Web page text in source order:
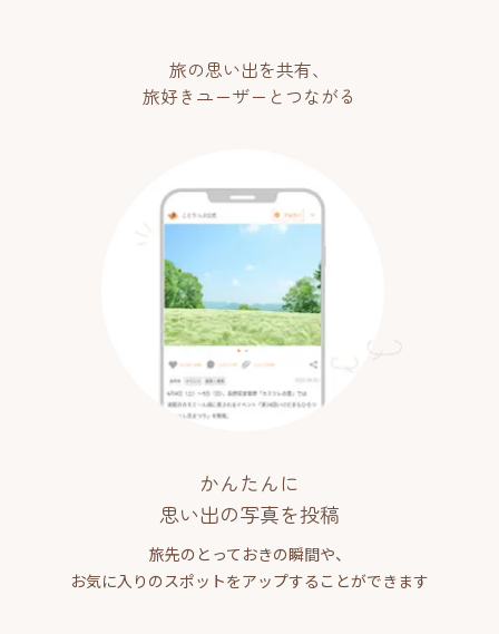
旅の思い出を共有、
旅好きユーザーとつながる
かんたんに
思い出の写真を投稿
旅先のとっておきの瞬間や、
お気に入りのスポットをアップすることができます